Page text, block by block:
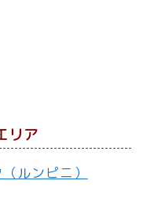
リア
ルンピニ）